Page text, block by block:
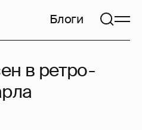
Блоги
в ретро-